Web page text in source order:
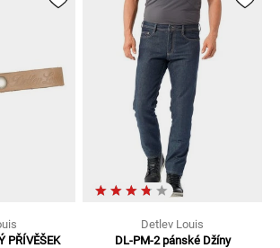
PŘÍVĚŠEK
Detlev Louis
DL-PM-2 pánské Džíny